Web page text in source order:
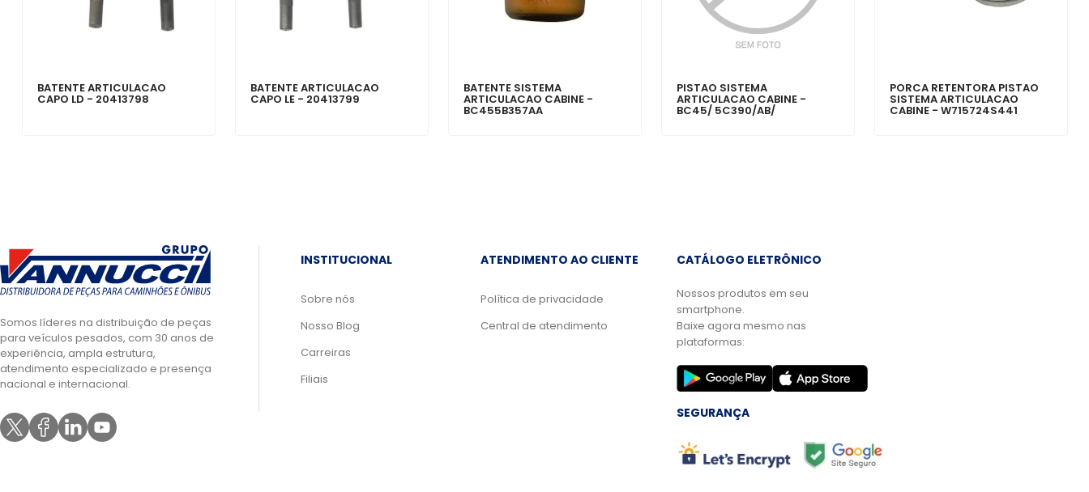
BATENTE ARTICULACAO
CAPO LD - 20413798
BATENTE ARTICULACAO
CAPO LE - 20413799
BATENTE SISTEMA
ARTICULACAO CABINE -
BC455B357AA
PISTAO SISTEMA
ARTICULACAO CABINE -
BC45/ 5C390/AB/
PORCA RETENTORA PISTAO
SISTEMA ARTICULACAO
CABINE - W715724S441
Somos líderes na distribuição de peças
para veículos pesados, com 30 anos de
experiência, ampla estrutura,
atendimento especializado e presença
nacional e internacional.
INSTITUCIONAL
Sobre nós
Nosso Blog
Carreiras
Filiais
ATENDIMENTO AO CLIENTE
Política de privacidade
Central de atendimento
CATÁLOGO ELETRÔNICO
Nossos produtos em seu
smartphone.
Baixe agora mesmo nas
plataformas:
SEGURANÇA